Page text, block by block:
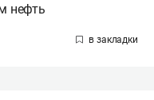
нефть